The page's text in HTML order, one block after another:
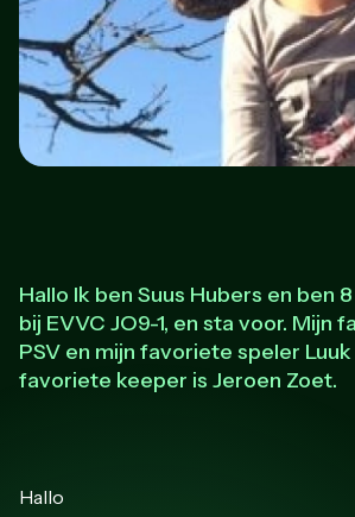
Hallo Ik ben Suus Hubers en ben
bij EVVC JO9-1, en sta voor. Mijn
PSV en mijn favoriete speler
favoriete keeper is Jeroen Zoet.
Hallo